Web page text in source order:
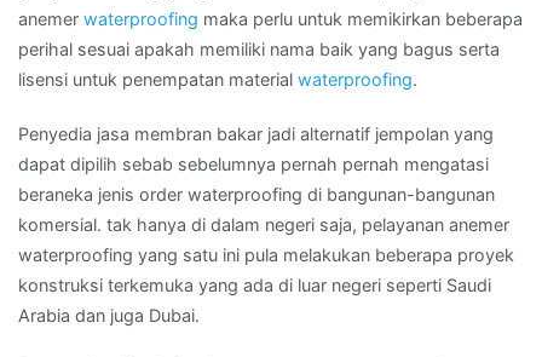
anemer waterproofing maka perlu untuk memikirkan beberapa
perihal sesuai apakah memiliki nama baik yang bagus serta
lisensi untuk penempatan material waterproofing.
Penyedia jasa membran bakar jadi alternatif jempolan yang
dapat dipilih sebab sebelumnya pernah pernah mengatasi
beraneka jenis order waterproofing di bangunan-bangunan
komersial. tak hanya di dalam negeri saja, pelayanan anemer
waterproofing yang satu ini pula melakukan beberapa proyek
konstruksi terkemuka yang ada di luar negeri seperti Saudi
Arabia dan juga Dubai.